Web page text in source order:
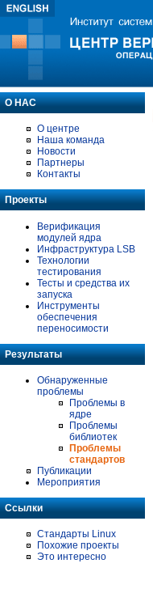
О НАС
О центре
Наша команда
Новости
Партнеры
Контакты
Проекты
Верификация
модулей ядра
Инфраструктура LSB
Технологии
тестирования
Тесты и средства их
запуска
Инструменты
обеспечения
переносимости
Результаты
Обнаруженные
проблемы
Проблемы в
ядре
Проблемы
библиотек
Проблемы
стандартов
Публикации
Мероприятия
Ссылки
Стандарты Linux
Похожие проекты
Это интересно